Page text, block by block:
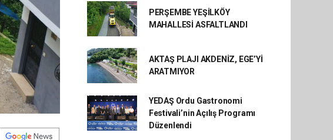
PERŞEMBE YEŞİLKÖY
MAHALLESİ ASFALTLANDI
AKTAŞ PLAJI AKDENİZ, EGE’Yİ
ARATMIYOR
YEDAŞ Ordu Gastronomi
Festivali’nin Açılış Programı
Düzenlendi